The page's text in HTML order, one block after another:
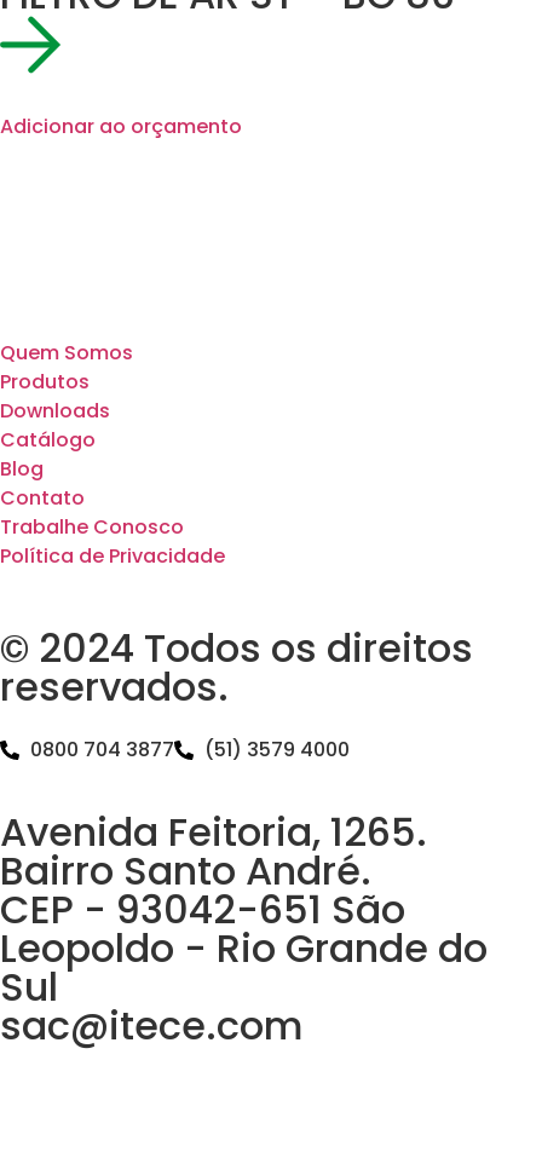
Adicionar ao orçamento
Quem Somos
Produtos
Downloads
Catálogo
Blog
Contato
Trabalhe Conosco
Política de Privacidade
© 2024 Todos os direitos
reservados.
0800 704 3877 (51) 3579 4000
Avenida Feitoria, 1265.
Bairro Santo André.
CEP - 93042-651 São
Leopoldo - Rio Grande do
Sul
sac@itece.com